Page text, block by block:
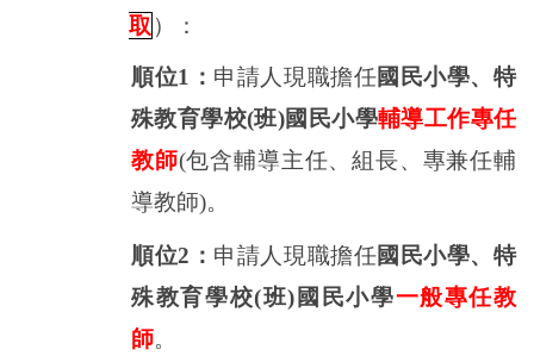
取 ）：
順位1 ： 申請人現職擔任國民小學、特
殊教育學校(班)國民小學輔導工作專任
教師(包含輔導主任、組長、專兼任輔
導教師)。
順位2 ： 申請人現職擔任國民小學、特
殊教育學校(班) 國民小學一般專任教
師。